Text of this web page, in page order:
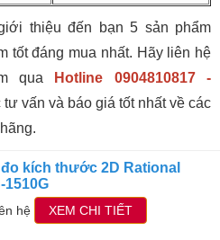
thiệu đến bạn 5 sản phẩm
tốt đáng mua nhất. Hãy liên hệ
qua
Hotline 0904810817 -
vấn và báo giá tốt nhất về các
đo kích thước 2D Rational
1510G
hệ XEM CHI TIẾT